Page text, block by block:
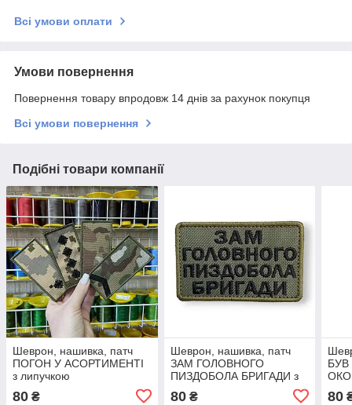
Всі умови оплати
Умови повернення
Повернення товару впродовж 14 днів за рахунок покупця
Всі умови повернення
Подібні товари компанії
Шеврон, нашивка, патч
ПОГОН У АСОРТИМЕНТІ
з липучкою
80 ₴
Шеврон, нашивка, патч
ЗАМ ГОЛОВНОГО
ПИЗДОБОЛА БРИГАДИ з
80₴
БУВ
80